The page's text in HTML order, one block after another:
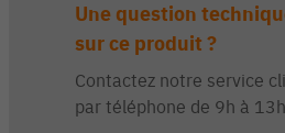
Une question
sur ce produit ?
Contactez notre service
par téléphone de 9h à